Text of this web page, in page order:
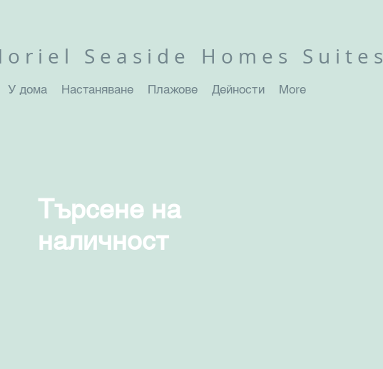
Seaside Homes Suites
У дома Настаняване Плажове Дейности More
Търсене на
наличност